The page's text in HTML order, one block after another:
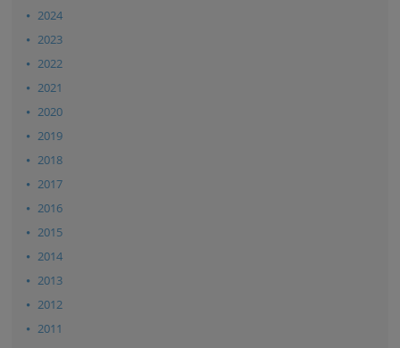
2024
2023
2022
2021
2020
2019
2018
2017
2016
2015
2014
2013
2012
2011